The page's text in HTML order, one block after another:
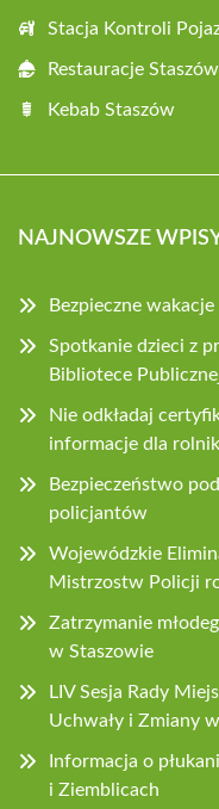
Stacja Kontroli
Restauracje Staszów
Kebab Staszów
NAJNOWSZE
Bezpieczne
Spotkanie dzieci z
Bibliotece
Nie odkładaj
informacje dla
Bezpieczeństwo
policjantów
Wojewódzkie
Mistrzostw Policji
Zatrzymanie
w Staszowie
LIV Sesja Rady
Uchwały i Zmiany
Informacja o
i Ziemblicach